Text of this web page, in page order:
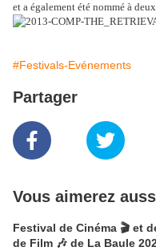
et a également été nommé à
#Festivals-Evénements
Partager
Vous aimerez
Festival de Cinéma 🎬 et
de Film 🎶 de La Baule